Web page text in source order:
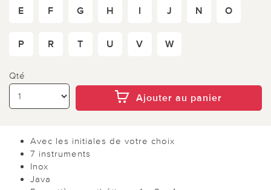
E F G H I J N O
P R T U V W
Qté
Ajouter au panier
Avec les initiales de votre choix
7 instruments
Inox
Java